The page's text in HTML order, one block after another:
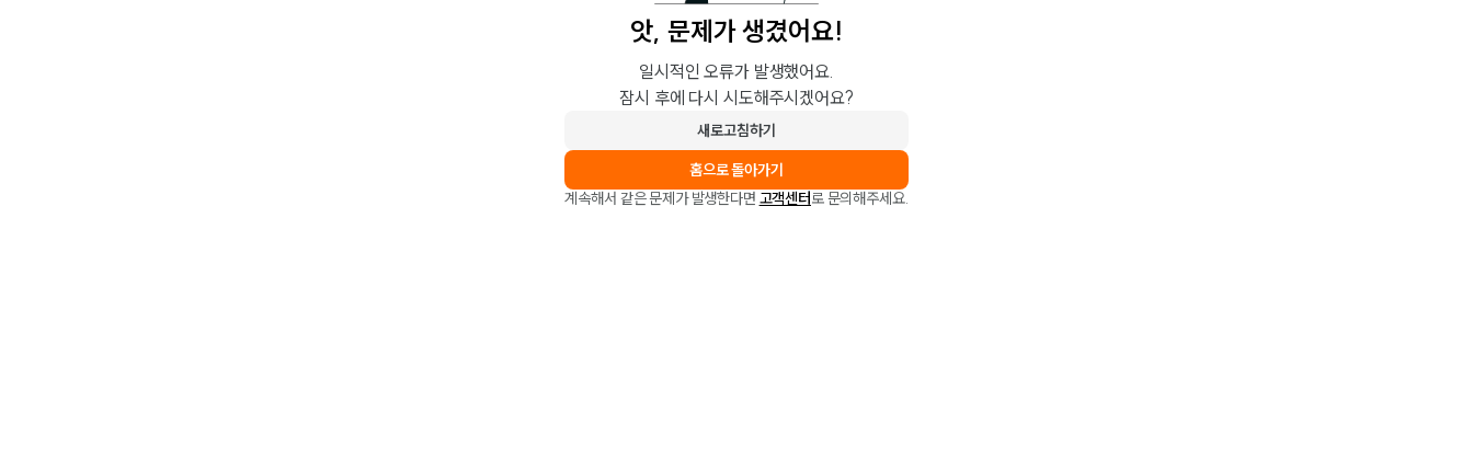
앗, 문제가 생겼어요!
일시적인 오류가 발생했어요.
잠시 후에 다시 시도해주시겠어요?
새로고침하기
홈으로 돌아가기
계속해서 같은 문제가 발생한다면 고객센터로 문의해주세요.